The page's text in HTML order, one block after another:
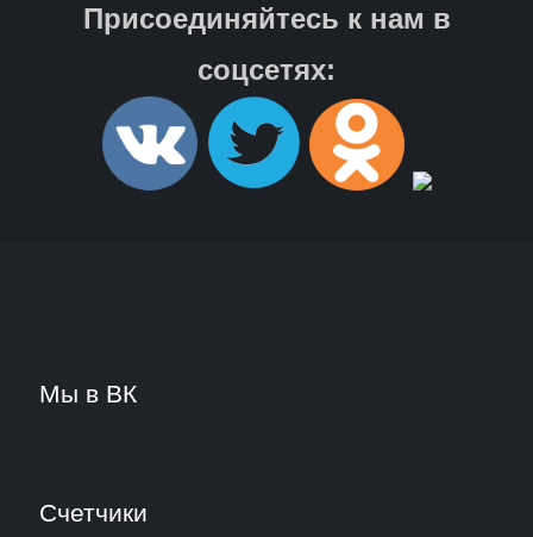
Присоединяйтесь к нам в
соцсетях:
Мы в ВК
Счетчики